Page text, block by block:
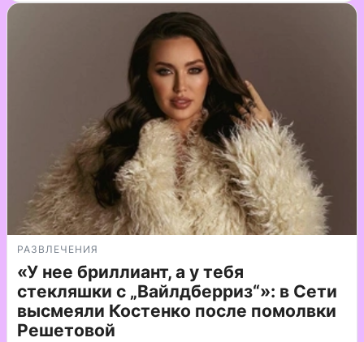
РАЗВЛЕЧЕНИЯ
«У нее бриллиант, а у тебя
стекляшки с „Вайлдберриз“»: в Сети
высмеяли Костенко после помолвки
Решетовой